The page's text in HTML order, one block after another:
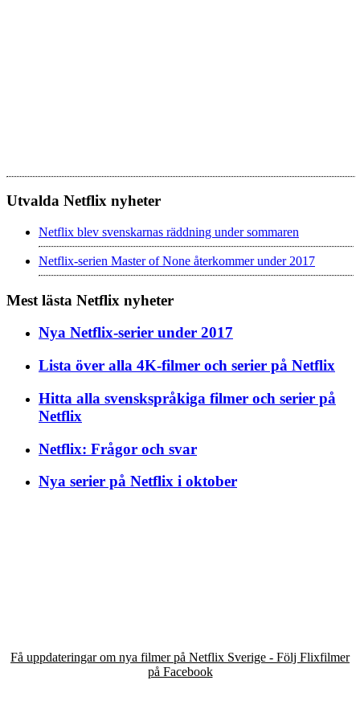
Utvalda Netflix nyheter
Netflix blev svenskarnas räddning under sommaren
Netflix-serien Master of None återkommer under 2017
Mest lästa Netflix nyheter
Nya Netflix-serier under 2017
Lista över alla 4K-filmer och serier på Netflix
Hitta alla svenskspråkiga filmer och serier på
Netflix
Netflix: Frågor och svar
Nya serier på Netflix i oktober
Få uppdateringar om nya filmer på Netflix Sverige - Följ Flixfilmer
på Facebook